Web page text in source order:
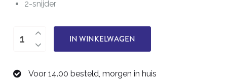
2-snijder
0068210
IN WINKELWAGEN
Voor 14.00 besteld, morgen in huis